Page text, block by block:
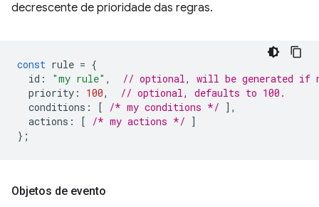
decrescente de prioridade das regras.
const rule = {
id : "my rule" ,
// optional, will be generated if
priority : 100,
// optional, defaults to 100.
conditions : [ /* my conditions */ ],
actions : [ /* my actions */ ]
};
Objetos de evento